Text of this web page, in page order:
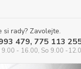
si rady? Zavolejte.
479, 775 113
9.00 - 16.00, So 9.00 -